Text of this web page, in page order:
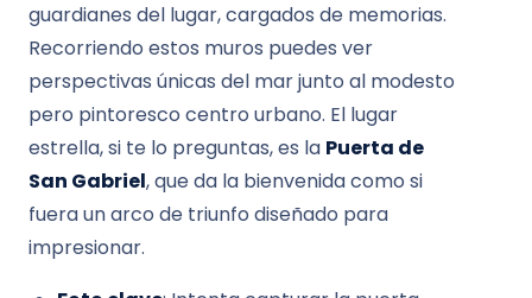
guardianes del lugar, cargados de memorias.
Recorriendo estos muros puedes ver
perspectivas únicas del mar junto al modesto
pero pintoresco centro urbano. El lugar
estrella, si te lo preguntas, es la Puerta de
San Gabriel, que da la bienvenida como si
fuera un arco de triunfo diseñado para
impresionar.